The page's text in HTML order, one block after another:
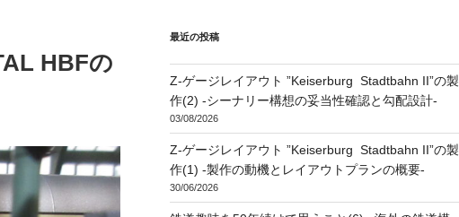
HBFの
最近の投稿
Z-ゲージレイアウト ”Keiserburg Stadtbahn II”の製
作(2) -シーナリー構想の妥当性確認と勾配設計-
03/08/2026
Z-ゲージレイアウト ”Keiserburg Stadtbahn II”の製
作(1) -製作の動機とレイアウトプランの概要-
30/06/2026